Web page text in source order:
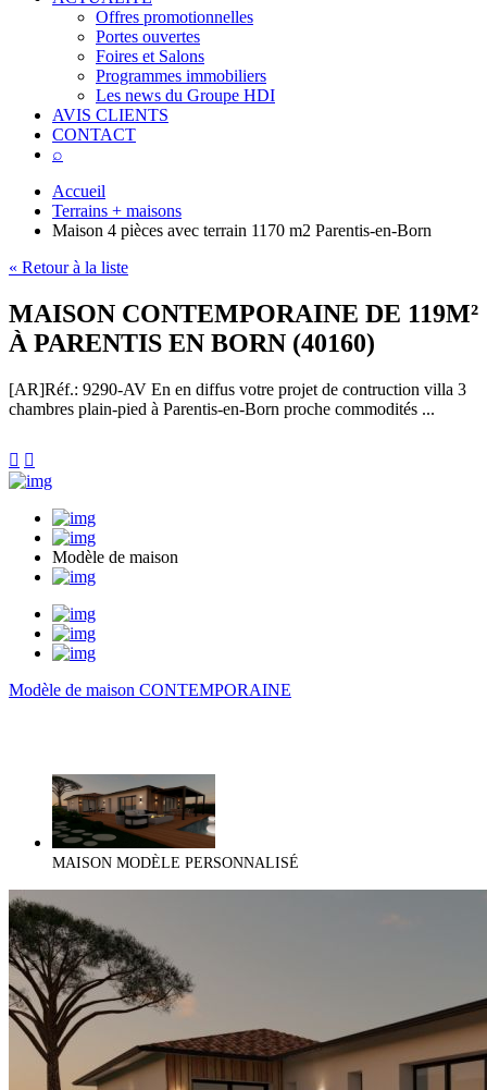
Offres promotionnelles
Portes ouvertes
Foires et Salons
Programmes immobiliers
Les news du Groupe HDI
AVIS CLIENTS
CONTACT
⌕
Accueil
Terrains + maisons
Maison 4 pièces avec terrain 1170 m2 Parentis-en-Born
« Retour à la liste
MAISON CONTEMPORAINE DE 119M²
À PARENTIS EN BORN (40160)
[AR]Réf.: 9290-AV En en diffus votre projet de contruction villa 3
chambres plain-pied à Parentis-en-Born proche commodités ...
 
Modèle de maison
Modèle de maison CONTEMPORAINE
MAISON MODÈLE PERSONNALISÉ